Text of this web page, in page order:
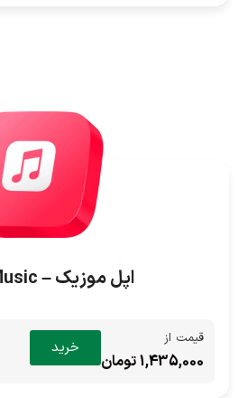
اپل موزیک – Apple Music
قیمت از
1,435,000 تومان
خرید